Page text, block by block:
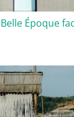
Époque